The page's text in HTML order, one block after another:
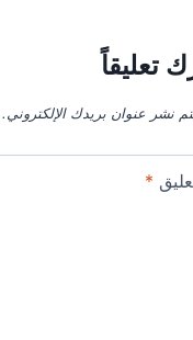
تعليقاً
نشر عنوان بريدك الإلكتروني.
*